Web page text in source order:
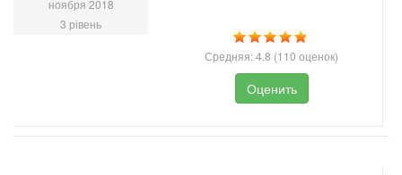
ноября 2018
3 рівень
Средняя:4.8 (110 оценок)
Оценить